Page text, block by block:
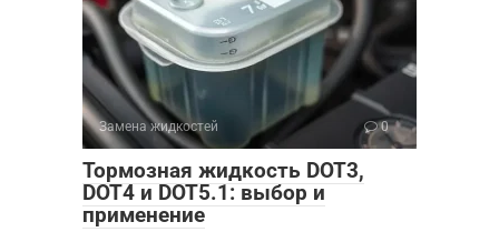
Замена жидкостей 0
Тормозная жидкость DOT3,
DOT4 и DOT5.1: выбор и
применение